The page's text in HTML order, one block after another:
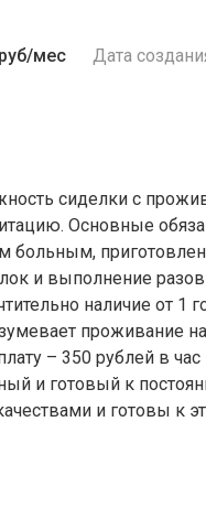
мес Дата
сиделки с
Основные
больным,
и выполнение
наличие от 1
проживание
– 350 рублей в
и готовый к
и готовы к